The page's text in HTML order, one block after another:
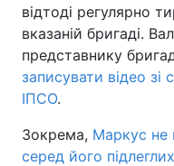
відтоді регулярно
вказаній бригаді.
представнику
записувати відео зі
ІПСО.
Зокрема, Маркус не
серед його